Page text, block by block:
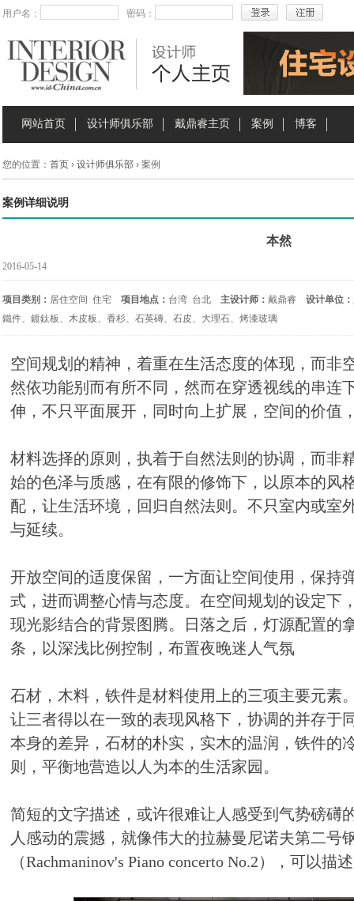
用户名： 密码：
网站首页 设计师俱乐部 戴鼎睿主页 案例 博客
您的位置： 首页› 设计师俱乐部› 案例
案例详细说明
本然
2016-05-14
项目类别： 居住空间 住宅 项目地点： 台湾 台北 主设计师： 戴鼎睿 设计单位：
鐵件、鍍鈦板、木皮板、香杉、石英磚、石皮、大理石、烤漆玻璃
空间规划的精神，着重在生活态度的体现，而非
然依功能别而有所不同，然而在穿透视线的串连
伸，不只平面展开，同时向上扩展，空间的价值
材料选择的原则，执着于自然法则的协调，而非
始的色泽与质感，在有限的修饰下，以原本的风
配，让生活环境，回归自然法则。不只室内或室
与延续。
开放空间的适度保留，一方面让空间使用，保持
式，进而调整心情与态度。在空间规划的设定下
现光影结合的背景图腾。日落之后，灯源配置的
条，以深浅比例控制，布置夜晚迷人气氛
石材，木料，铁件是材料使用上的三项主要元素
让三者得以在一致的表现风格下，协调的并存于
本身的差异，石材的朴实，实木的温润，铁件的
则，平衡地营造以人为本的生活家园。
简短的文字描述，或许很难让人感受到气势磅礡
人感动的震撼，就像伟大的拉赫曼尼诺夫第二号
（Rachmaninov's Piano concerto No.2），可以